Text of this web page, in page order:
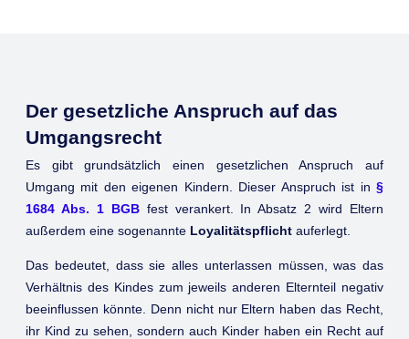
Der gesetzliche Anspruch auf das
Umgangsrecht
Es gibt grundsätzlich einen gesetzlichen Anspruch auf
Umgang mit den eigenen Kindern. Dieser Anspruch ist in §
1684 Abs. 1 BGBfest verankert. In Absatz 2 wird Eltern
außerdem eine sogenannte Loyalitätspflicht auferlegt.
Das bedeutet, dass sie alles unterlassen müssen, was das
Verhältnis des Kindes zum jeweils anderen Elternteil negativ
beeinflussen könnte. Denn nicht nur Eltern haben das Recht,
ihr Kind zu sehen, sondern auch Kinder haben ein Recht auf